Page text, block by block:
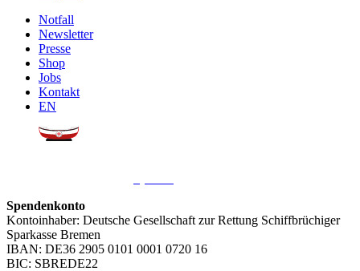
Notfall
Newsletter
Presse
Shop
Jobs
Kontakt
EN
Spendenkonto
Kontoinhaber: Deutsche Gesellschaft zur Rettung Schiffbrüchiger
Sparkasse Bremen
IBAN: DE36 2905 0101 0001 0720 16
BIC: SBREDE22